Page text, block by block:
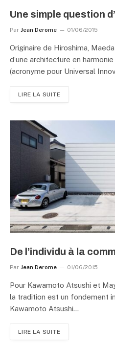
Une simple question
Par Jean Derome 01/06/2015
Originaire de Hiroshima,
d’une architecture en
(acronyme pour Universal
LIRE LA SUITE
De l’individu à la
Par Jean Derome 01/06/2015
Pour Kawamoto Atsushi et
la tradition est un fondement
Kawamoto Atsushi…
LIRE LA SUITE